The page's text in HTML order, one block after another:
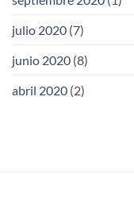
julio 2020 (7)
junio 2020 (8)
abril 2020 (2)